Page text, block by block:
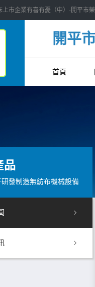
市企業有喜有憂（中）-開平市
開平
首頁
品
發制造無紡布機械設備